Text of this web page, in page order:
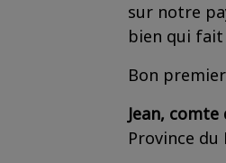
sur notre
bien qui fait
Bon
Jean, comte
Province du